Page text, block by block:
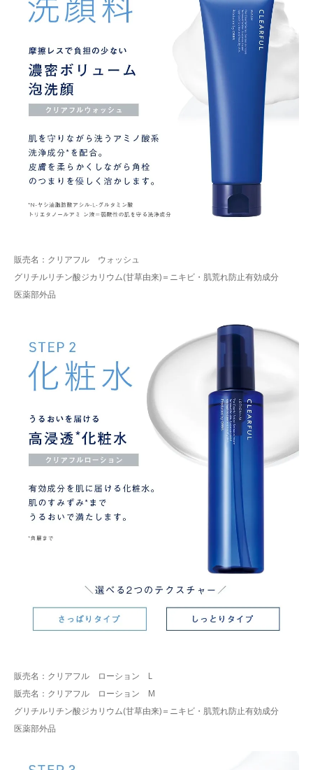
販売名：クリアフル ウォッシュ
グリチルリチン酸ジカリウム(甘草由来)＝ニキビ・肌荒れ防止有効成分
医薬部外品
販売名：クリアフル ローション L
販売名：クリアフル ローション M
グリチルリチン酸ジカリウム(甘草由来)＝ニキビ・肌荒れ防止有効成分
医薬部外品